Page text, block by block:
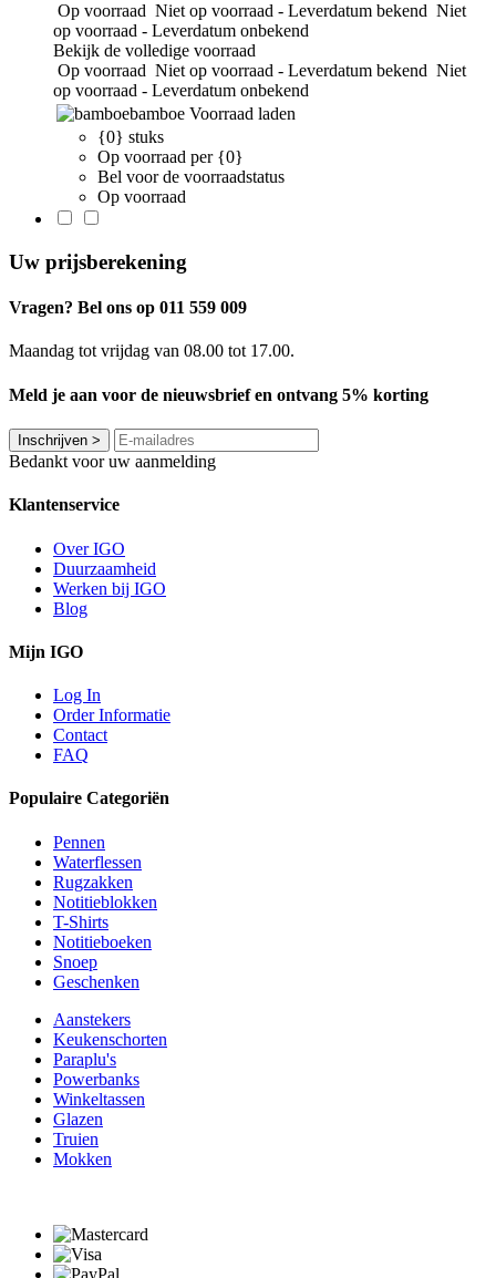
Op voorraad Niet op voorraad - Leverdatum bekend Niet
op voorraad - Leverdatum onbekend
Bekijk de volledige voorraad
Op voorraad Niet op voorraad - Leverdatum bekend Niet
op voorraad - Leverdatum onbekend
bamboe Voorraad laden
{0} stuks
Op voorraad per {0}
Bel voor de voorraadstatus
Op voorraad
Uw prijsberekening
Vragen? Bel ons op 011 559 009
Maandag tot vrijdag van 08.00 tot 17.00.
Meld je aan voor de nieuwsbrief en ontvang 5% korting
Inschrijven >
Bedankt voor uw aanmelding
Klantenservice
Over IGO
Duurzaamheid
Werken bij IGO
Blog
Mijn IGO
Log In
Order Informatie
Contact
FAQ
Populaire Categoriën
Pennen
Waterflessen
Rugzakken
Notitieblokken
T-Shirts
Notitieboeken
Snoep
Geschenken
Aanstekers
Keukenschorten
Paraplu's
Powerbanks
Winkeltassen
Glazen
Truien
Mokken